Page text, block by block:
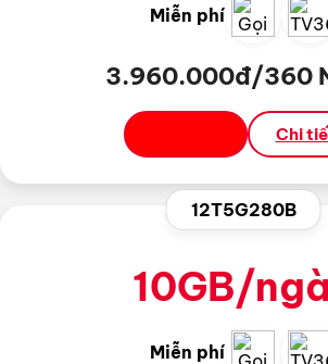
Miễn phí
3.960.000đ/360
Chi
12T5G280B
10GB/
Miễn phí